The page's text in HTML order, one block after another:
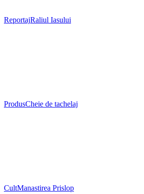
ReportajRaliul Iasului
ProdusCheie de tachelaj
CultManastirea Prislop